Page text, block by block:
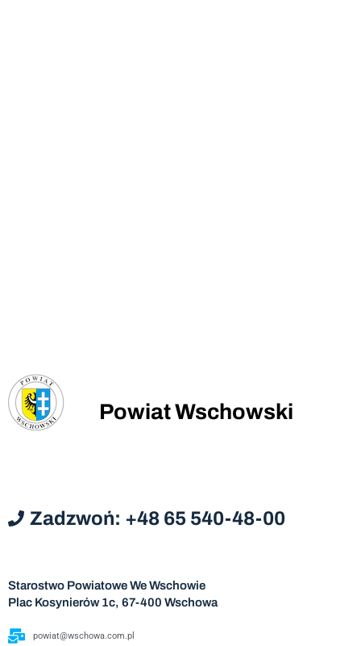
Powiat Wschowski
Zadzwoń: +48 65 540-48-00
Starostwo Powiatowe We Wschowie
Plac Kosynierów 1c, 67-400 Wschowa
powiat@wschowa.com.pl